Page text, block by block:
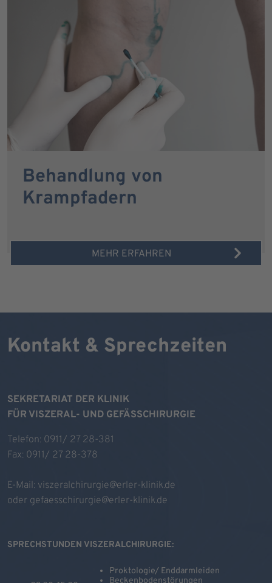
Behandlung von
Krampfadern
MEHR ERFAHREN
Kontakt & Sprechzeiten
SEKRETARIAT DER KLINIK
FÜR VISZERAL- UND GEFÄSSCHIRURGIE
Telefon: 0911/ 27 28-381
Fax: 0911/ 27 28-378
E-Mail: viszeralchirurgie@erler-klinik.de
oder gefaesschirurgie@erler-klinik.de
SPRECHSTUNDEN VISZERALCHIRURGIE:
Proktologie/ Enddarmleiden
Beckenbodenstörungen